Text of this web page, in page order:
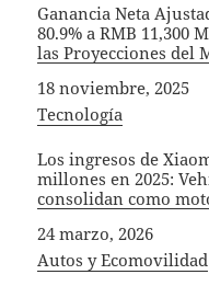
Ganancia Neta
80.9% a RMB 11,300
las Proyecciones del
Fecha
18 noviembre, 2025
In relation to
Tecnología
Los ingresos de
millones en 2025:
consolidan como
Fecha
24 marzo, 2026
In relation to
Autos y Ecomovilidad